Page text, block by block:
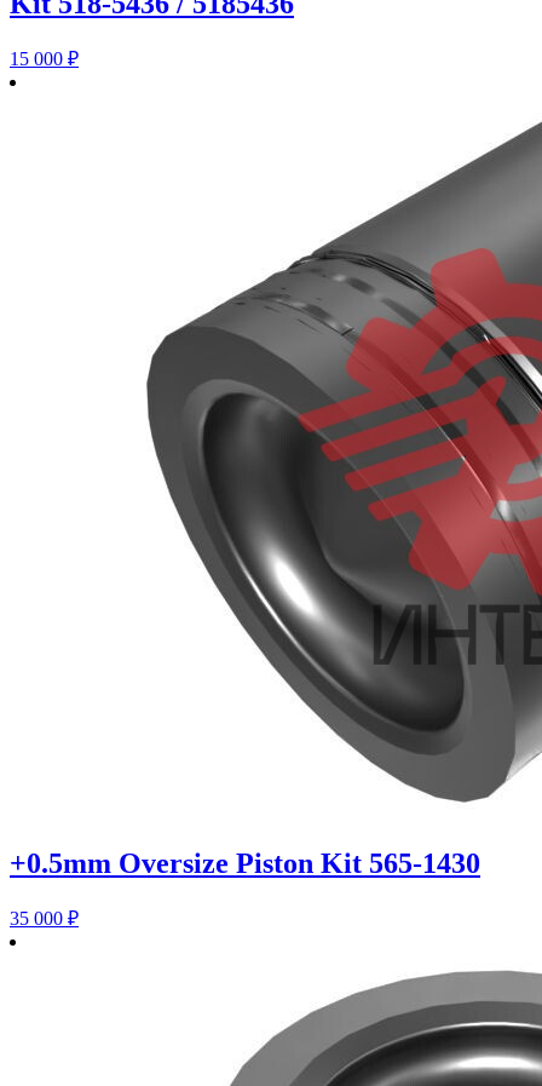
15 000 ₽
+0.5mm Oversize Piston Kit 565-1430
35 000 ₽